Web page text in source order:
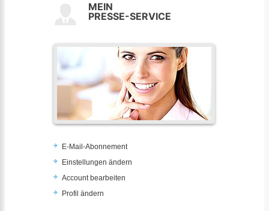
MEIN
PRESSE-SERVICE
E-Mail-Abonnement
Einstellungen ändern
Account bearbeiten
Profil ändern